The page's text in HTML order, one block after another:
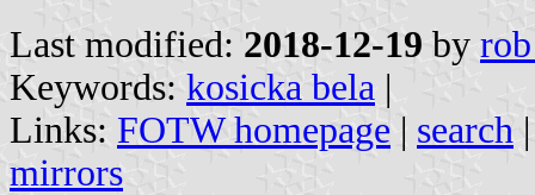
Last modified: 2018-12-19 by
Keywords: kosicka bela |
Links: FOTW homepage | search
mirrors